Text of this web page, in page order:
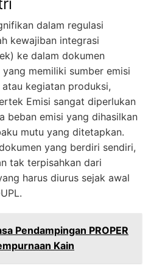
dalam regulasi
kewajiban integrasi
ke dalam dokumen
memiliki sumber emisi
kegiatan produksi,
Emisi sangat diperlukan
beban emisi yang dihasilkan
mutu yang ditetapkan.
yang berdiri sendiri,
tak terpisahkan dari
harus diurus sejak awal
Pendampingan PROPER
Kain